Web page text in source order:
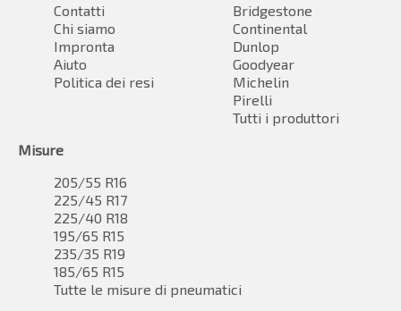
Contatti
Chi siamo
Impronta
Aiuto
Politica dei resi
Bridgestone
Continental
Dunlop
Goodyear
Michelin
Pirelli
Tutti i produttori
Misure
205/55 R16
225/45 R17
225/40 R18
195/65 R15
235/35 R19
185/65 R15
Tutte le misure di pneumatici